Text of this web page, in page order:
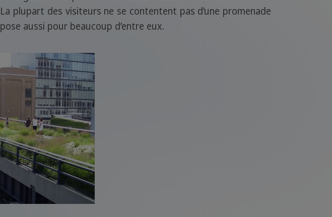
plupart des visiteurs ne se contentent pas d’une promenade
aussi pour beaucoup d’entre eux.